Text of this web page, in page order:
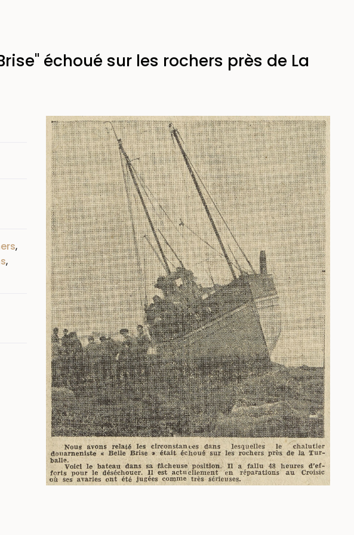
échoué sur les rochers près de La
,
,
Image